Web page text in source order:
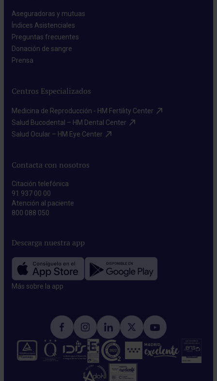
Aseguradoras y mutuas​
Índices Asistenciales​
Preguntas frecuentes​
Donación de sangre​
Prensa​
Centros Especializados
Medicina de Reproducción - HM Fertility Center​
Salud Bucodental – HM Dental Center​
Salud Ocular – HM Eye Center​
Contacta con nosotros
Citación telefónica
91 937 00 00
Atención al paciente
800 088 050
Descarga nuestra app
Más sobre la app​